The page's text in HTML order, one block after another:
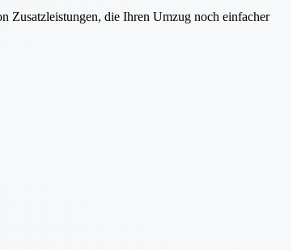
Zusatzleistungen, die Ihren Umzug noch einfacher